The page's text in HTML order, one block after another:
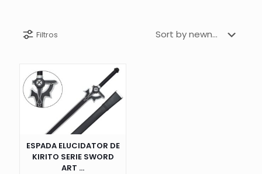
Filtros
ESPADA ELUCIDATOR DE
KIRITO SERIE SWORD
ART ...